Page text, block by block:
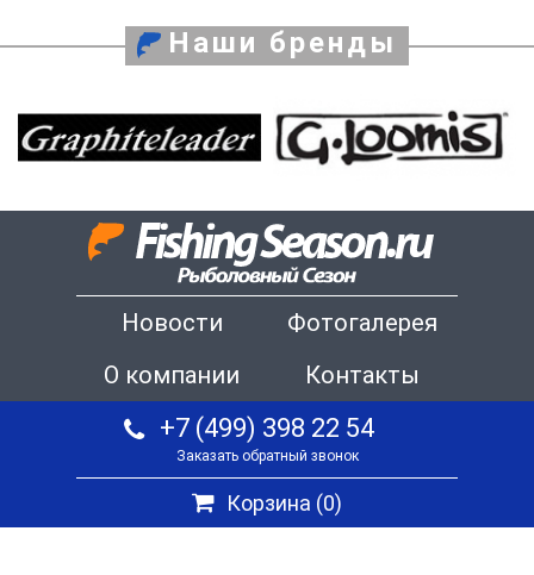
Наши бренды
Новости
Фотогалерея
О компании
Контакты
+7 (499) 398 22 54
Заказать обратный звонок
Корзина (0)